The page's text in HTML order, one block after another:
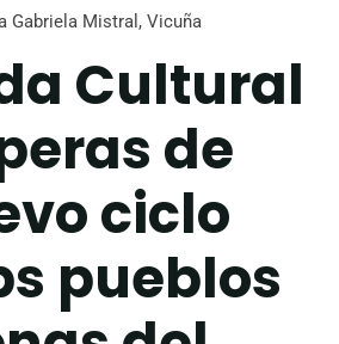
Gabriela Mistral, Vicuña
Cultural
de
ciclo
pueblos